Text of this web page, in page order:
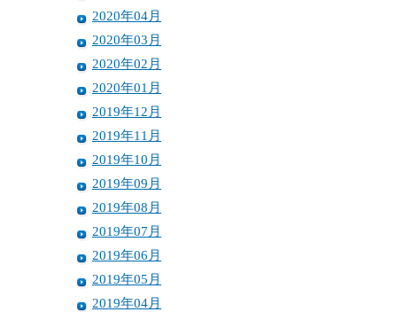
2020年04月
2020年03月
2020年02月
2020年01月
2019年12月
2019年11月
2019年10月
2019年09月
2019年08月
2019年07月
2019年06月
2019年05月
2019年04月